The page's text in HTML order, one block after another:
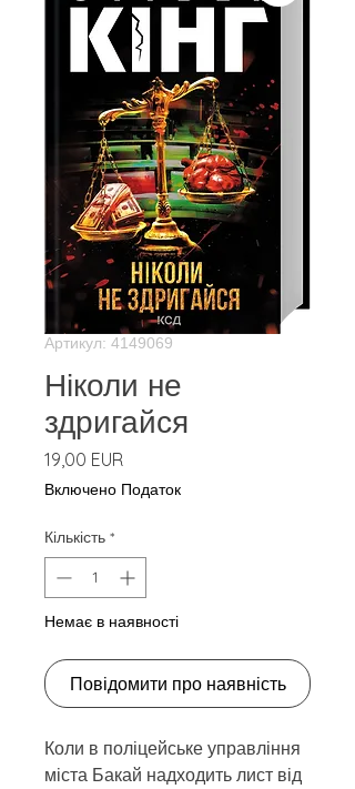
Артикул: 4149069
Ніколи не
здригайся
19,00 EURЦіна
Включено Податок
Кількість *
Немає в наявності
Повідомити про наявність
Коли в поліцейське управління
міста Бакай надходить лист від